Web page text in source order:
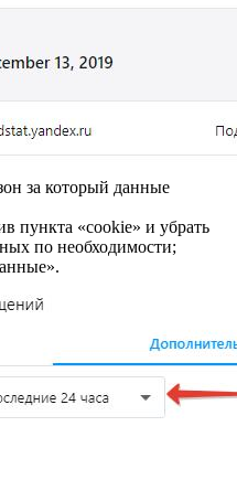
за который данные
пункта «cookie» и убрать
по необходимости;